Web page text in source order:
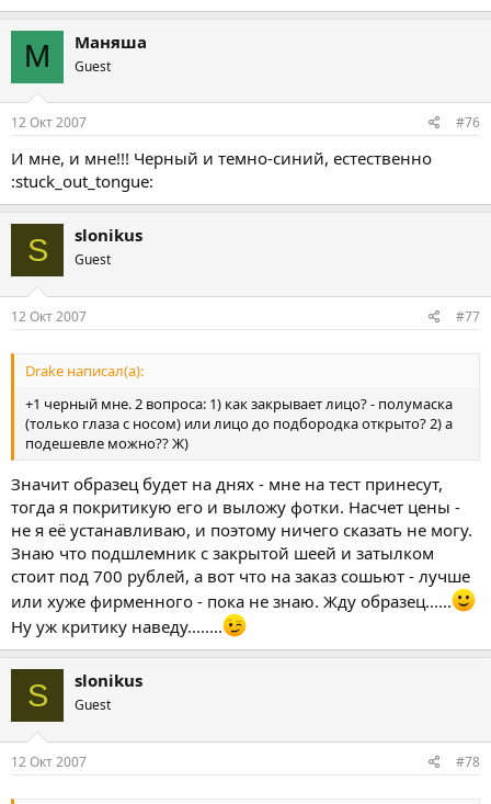
М Маняша
Guest
12 Окт 2007 #76
И мне, и мне!!! Черный и темно-синий, естественно
:stuck_out_tongue:
S slonikus
Guest
12 Окт 2007 #77
Drake написал(а):
+1 черный мне. 2 вопроса: 1) как закрывает лицо? - полумаска
(только глаза с носом) или лицо до подбородка открыто? 2) а
подешевле можно?? Ж)
Значит образец будет на днях - мне на тест принесут,
тогда я покритикую его и выложу фотки. Насчет цены -
не я её устанавливаю, и поэтому ничего сказать не могу.
Знаю что подшлемник с закрытой шеей и затылком
стоит под 700 рублей, а вот что на заказ сошьют - лучше
или хуже фирменного - пока не знаю. Жду образец......
Ну уж критику наведу........
S slonikus
Guest
12 Окт 2007 #78